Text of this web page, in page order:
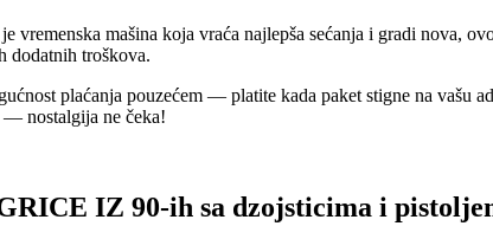
mašina koja vraća najlepša sećanja i gradi nova,
dodatnih troškova.
plaćanja pouzećem — platite kada paket stigne na vašu
— nostalgija ne čeka!
IZ 90-ih sa dzojsticima i